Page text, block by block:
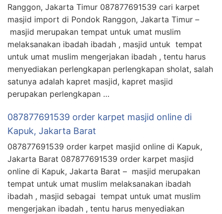
Ranggon, Jakarta Timur 087877691539 cari karpet
masjid import di Pondok Ranggon, Jakarta Timur –
masjid merupakan tempat untuk umat muslim
melaksanakan ibadah ibadah , masjid untuk tempat
untuk umat muslim mengerjakan ibadah , tentu harus
menyediakan perlengkapan perlengkapan sholat, salah
satunya adalah kapret masjid, kapret masjid
perupakan perlengkapan …
087877691539 order karpet masjid online di
Kapuk, Jakarta Barat
087877691539 order karpet masjid online di Kapuk,
Jakarta Barat 087877691539 order karpet masjid
online di Kapuk, Jakarta Barat – masjid merupakan
tempat untuk umat muslim melaksanakan ibadah
ibadah , masjid sebagai tempat untuk umat muslim
mengerjakan ibadah , tentu harus menyediakan